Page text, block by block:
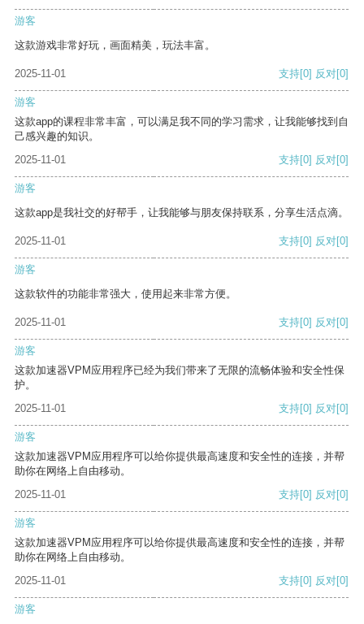
游客
这款游戏非常好玩，画面精美，玩法丰富。
2025-11-01 支持[0] 反对[0]
游客
这款app的课程非常丰富，可以满足我不同的学习需求，让我能够找到自
己感兴趣的知识。
2025-11-01
支持[0] 反对[0]
游客
这款app是我社交的好帮手，让我能够与朋友保持联系，分享生活点滴。
2025-11-01 支持[0] 反对[0]
游客
这款软件的功能非常强大，使用起来非常方便。
2025-11-01 支持[0] 反对[0]
游客
这款加速器VPM应用程序已经为我们带来了无限的流畅体验和安全性保
护。
2025-11-01
支持[0] 反对[0]
游客
这款加速器VPM应用程序可以给你提供最高速度和安全性的连接，并帮
助你在网络上自由移动。
2025-11-01
支持[0] 反对[0]
游客
这款加速器VPM应用程序可以给你提供最高速度和安全性的连接，并帮
助你在网络上自由移动。
2025-11-01
支持[0] 反对[0]
游客